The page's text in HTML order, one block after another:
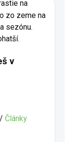
na
zo zeme na
sezónu.
v
/ Články